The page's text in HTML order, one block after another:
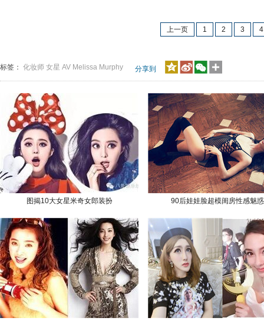
上一页 1 2 3 4
标签： 化妆师 女星 AV Melissa Murphy 分享到
图揭10大女星米奇女郎装扮 90后娃娃脸超模闺房性感魅惑